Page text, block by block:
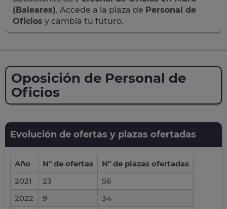
(Baleares). Accede a la plaza de Personal de
Oficios y cambia tu futuro.
Oposición de Personal de
Oficios
Evolución de ofertas y plazas ofertadas
Año Nº de ofertas
Nº de plazas ofertadas
2021
23
56
2022
9
34